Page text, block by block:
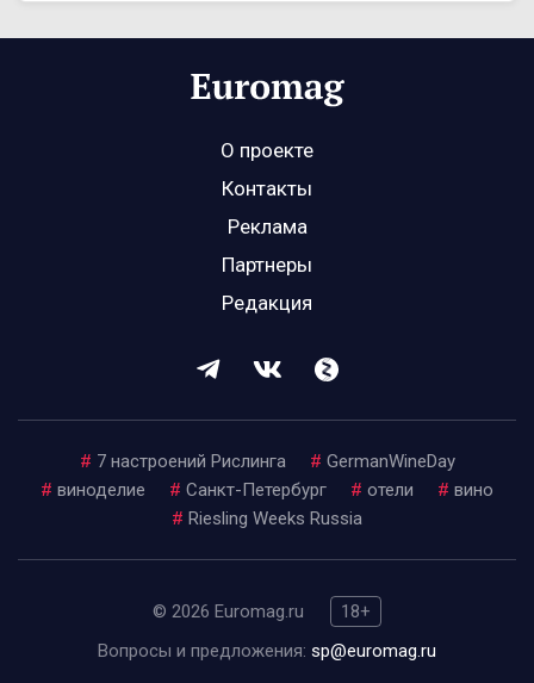
О проекте
Контакты
Реклама
Партнеры
Редакция
# 7 настроений Рислинга # GermanWineDay
# виноделие # Санкт-Петербург # отели # вино
# Riesling Weeks Russia
© 2026 Euromag.ru
18+
Вопросы и предложения: sp@euromag.ru